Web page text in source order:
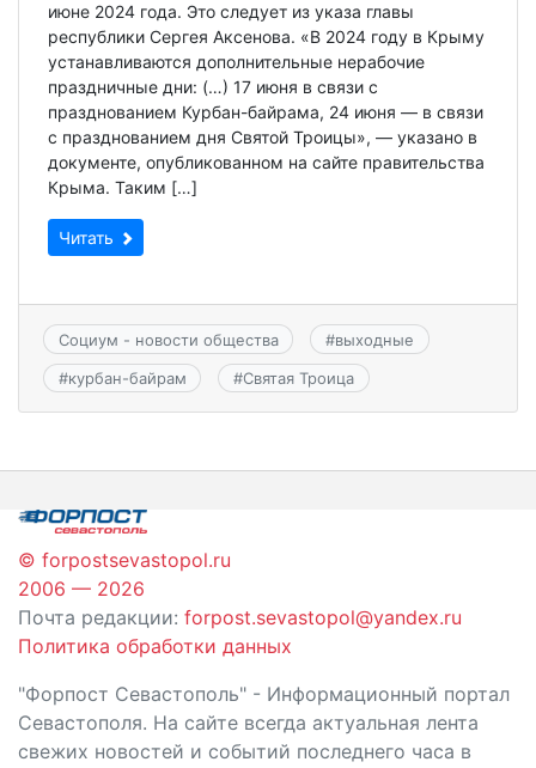
июне 2024 года. Это следует из указа главы
республики Сергея Аксенова. «В 2024 году в Крыму
устанавливаются дополнительные нерабочие
праздничные дни: (…) 17 июня в связи с
празднованием Курбан-байрама, 24 июня — в связи
с празднованием дня Святой Троицы», — указано в
документе, опубликованном на сайте правительства
Крыма. Таким […]
Читать
Социум - новости общества #выходные
#курбан-байрам #Святая Троица
© forpostsevastopol.ru
2006 — 2026
Почта редакции: forpost.sevastopol@yandex.ru
Политика обработки данных
"Форпост Севастополь" - Информационный портал
Севастополя. На сайте всегда актуальная лента
свежих новостей и событий последнего часа в